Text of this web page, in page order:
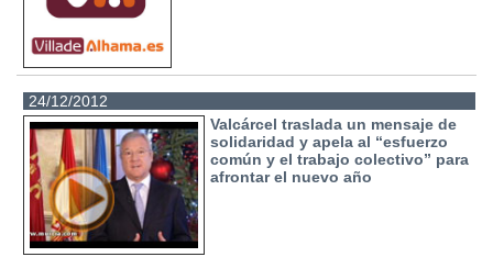
24/12/2012
Valcárcel traslada un mensaje de
solidaridad y apela al “esfuerzo
común y el trabajo colectivo” para
afrontar el nuevo año